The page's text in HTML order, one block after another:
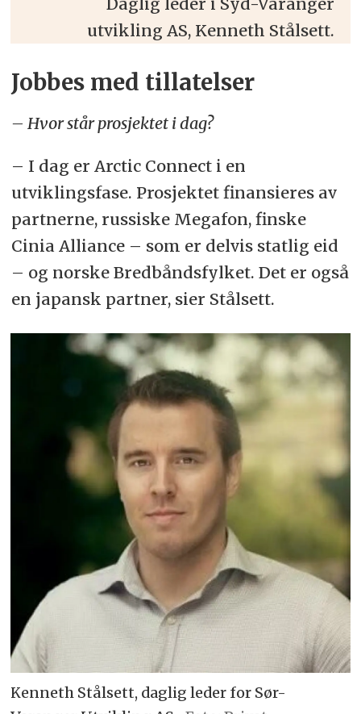
utvikling AS, Kenneth Stålsett.
Jobbes med tillatelser
– Hvor står prosjektet i dag?
– I dag er Arctic Connect i en
utviklingsfase. Prosjektet finansieres av
partnerne, russiske Megafon, finske
Cinia Alliance – som er delvis statlig eid
– og norske Bredbåndsfylket. Det er også
en japansk partner, sier Stålsett.
Kenneth Stålsett, daglig leder for Sør-